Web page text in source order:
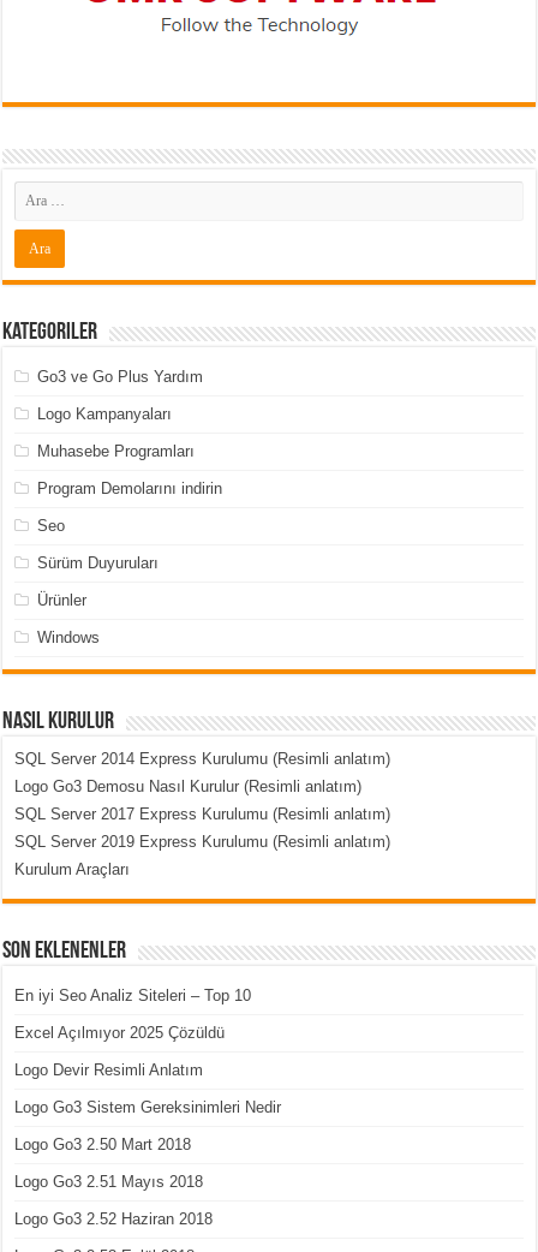
Kategoriler
Go3 ve Go Plus Yardım
Logo Kampanyaları
Muhasebe Programları
Program Demolarını indirin
Seo
Sürüm Duyuruları
Ürünler
Windows
Nasıl Kurulur
SQL Server 2014 Express Kurulumu (Resimli anlatım)
Logo Go3 Demosu Nasıl Kurulur (Resimli anlatım)
SQL Server 2017 Express Kurulumu (Resimli anlatım)
SQL Server 2019 Express Kurulumu (Resimli anlatım)
Kurulum Araçları
Son Eklenenler
En iyi Seo Analiz Siteleri – Top 10
Excel Açılmıyor 2025 Çözüldü
Logo Devir Resimli Anlatım
Logo Go3 Sistem Gereksinimleri Nedir
Logo Go3 2.50 Mart 2018
Logo Go3 2.51 Mayıs 2018
Logo Go3 2.52 Haziran 2018